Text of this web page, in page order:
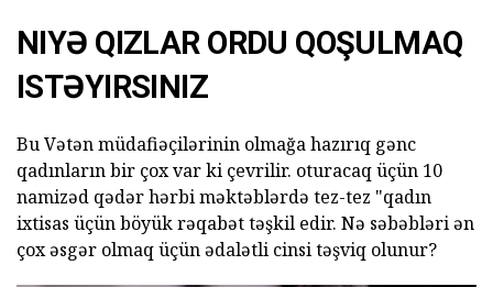
NIYƏ QIZLAR ORDU QOŞULMAQ
ISTƏYIRSINIZ
Bu Vətən müdafiəçilərinin olmağa hazırıq gənc
qadınların bir çox var ki çevrilir. oturacaq üçün 10
namizəd qədər hərbi məktəblərdə tez-tez "qadın
ixtisas üçün böyük rəqabət təşkil edir. Nə səbəbləri ən
çox əsgər olmaq üçün ədalətli cinsi təşviq olunur?